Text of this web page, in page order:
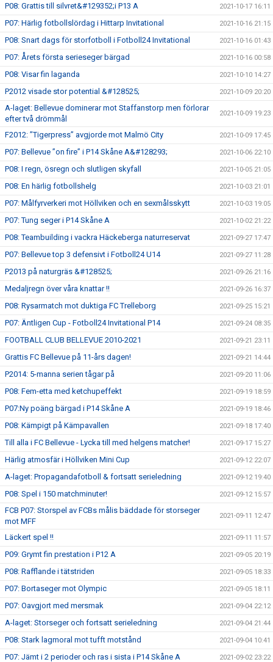
P08: Grattis till silvret&#129352;i P13 A 2021-10-17 16:11
P07: Härlig fotbollslördag i Hittarp Invitational 2021-10-16 21:15
P08: Snart dags för storfotboll i Fotboll24 Invitational 2021-10-16 01:43
P07: Årets första serieseger bärgad 2021-10-16 00:58
P08: Visar fin laganda 2021-10-10 14:27
P2012 visade stor potential &#128525; 2021-10-09 20:20
A-laget: Bellevue dominerar mot Staffanstorp men förlorar
efter två drömmål
2021-10-09 19:23
F2012: ”Tigerpress” avgjorde mot Malmö City 2021-10-09 17:45
P07: Bellevue ”on fire” i P14 Skåne A&#128293; 2021-10-06 22:10
P08: I regn, ösregn och slutligen skyfall 2021-10-05 21:05
P08: En härlig fotbollshelg 2021-10-03 21:01
P07: Målfyrverkeri mot Höllviken och en sexmålsskytt 2021-10-03 19:05
P07: Tung seger i P14 Skåne A 2021-10-02 21:22
P08: Teambuilding i vackra Häckeberga naturreservat 2021-09-27 17:47
P07: Bellevue top 3 defensivt i Fotboll24 U14 2021-09-27 11:28
P2013 på naturgräs &#128525; 2021-09-26 21:16
Medaljregn över våra knattar !! 2021-09-26 16:37
P08: Rysarmatch mot duktiga FC Trelleborg 2021-09-25 15:21
P07: Äntligen Cup - Fotboll24 Invitational P14 2021-09-24 08:35
FOOTBALL CLUB BELLEVUE 2010-2021 2021-09-21 23:11
Grattis FC Bellevue på 11-års dagen! 2021-09-21 14:44
P2014: 5-manna serien tågar på 2021-09-20 11:06
P08: Fem-etta med ketchupeffekt 2021-09-19 18:59
P07:Ny poäng bärgad i P14 Skåne A 2021-09-19 18:46
P08: Kämpigt på Kämpavallen 2021-09-18 17:40
Till alla i FC Bellevue - Lycka till med helgens matcher! 2021-09-17 15:27
Härlig atmosfär i Höllviken Mini Cup 2021-09-12 22:07
A-laget: Propagandafotboll & fortsatt serieledning 2021-09-12 19:40
P08: Spel i 150 matchminuter! 2021-09-12 15:57
FCB P07: Storspel av FCBs målis bäddade för storseger
mot MFF
2021-09-11 12:47
Läckert spel !! 2021-09-11 11:57
P09: Grymt fin prestation i P12 A 2021-09-05 20:19
P08: Rafflande i tätstriden 2021-09-05 18:33
P07: Bortaseger mot Olympic 2021-09-05 18:11
P07: Oavgjort med mersmak 2021-09-04 22:12
A-laget: Storseger och fortsatt serieledning 2021-09-04 21:44
P08: Stark lagmoral mot tufft motstånd 2021-09-04 10:41
P07: Jämt i 2 perioder och ras i sista i P14 Skåne A 2021-09-02 23:22